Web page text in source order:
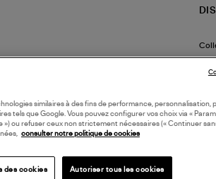
similaires à des fins de performance, personnalisation,
tels que Google. Vous pouvez configurer vos choix via «
») ou refuser ceux non strictement nécessaires (« Continuer
consulter notre politique de cookies
des cookies Autoriser tous les cookies